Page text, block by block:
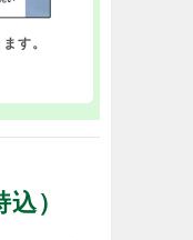
す。
）